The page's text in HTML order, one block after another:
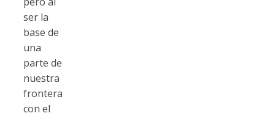
ser la
base de
una
parte de
nuestra
frontera
con el